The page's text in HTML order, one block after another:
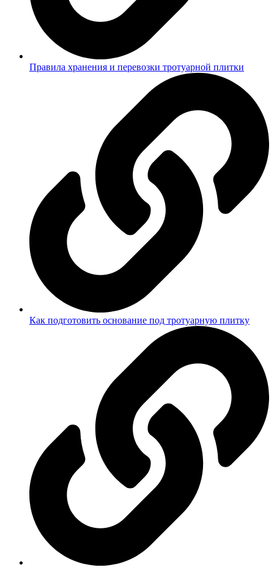
Правила хранения и перевозки тротуарной плитки
Как подготовить основание под тротуарную плитку